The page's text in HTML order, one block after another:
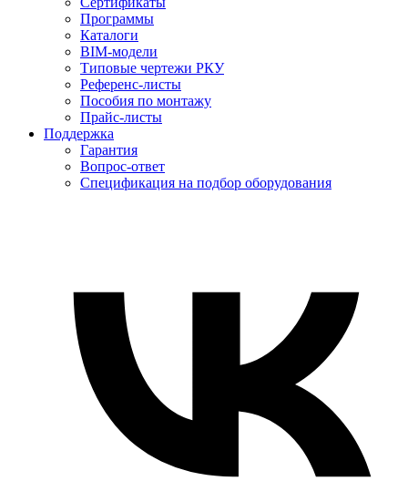
Программы
Каталоги
BIM-модели
Типовые чертежи РКУ
Референс-листы
Пособия по монтажу
Прайс-листы
Поддержка
Гарантия
Вопрос-ответ
Спецификация на подбор оборудования